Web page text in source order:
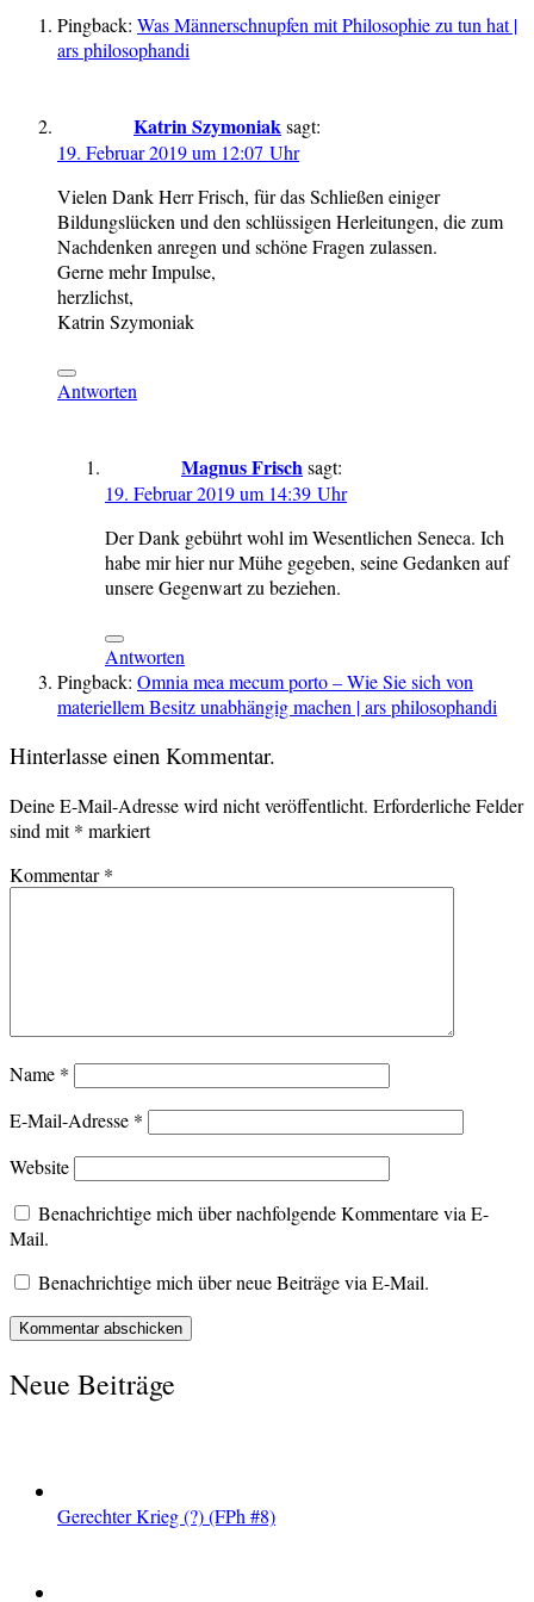
Pingback: Was Männerschnupfen mit Philosophie zu tun hat |
ars philosophandi
Katrin Szymoniaksagt:
19. Februar 2019 um 12:07 Uhr
Vielen Dank Herr Frisch, für das Schließen einiger
Bildungslücken und den schlüssigen Herleitungen, die zum
Nachdenken anregen und schöne Fragen zulassen.
Gerne mehr Impulse,
herzlichst,
Katrin Szymoniak
Antworten
Magnus Frischsagt:
19. Februar 2019 um 14:39 Uhr
Der Dank gebührt wohl im Wesentlichen Seneca. Ich
habe mir hier nur Mühe gegeben, seine Gedanken auf
unsere Gegenwart zu beziehen.
Antworten
Pingback: Omnia mea mecum porto – Wie Sie sich von
materiellem Besitz unabhängig machen | ars philosophandi
Hinterlasse einen Kommentar.
Deine E-Mail-Adresse wird nicht veröffentlicht. Erforderliche Felder
sind mit* markiert
Kommentar*
Name *
E-Mail-Adresse *
Website
Benachrichtige mich über nachfolgende Kommentare via E-
Mail.
Benachrichtige mich über neue Beiträge via E-Mail.
Neue Beiträge
Gerechter Krieg (?) (FPh #8)